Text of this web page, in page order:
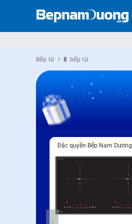
Bếp từ 8 bếp từ
Đặc quyền Bếp Nam Dương